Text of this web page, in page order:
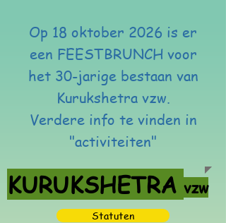
Op 18 oktober 2026 is er
een FEESTBRUNCH voor
het 30-jarige bestaan van
Kurukshetra vzw.
Verdere info te vinden in
"activiteiten"
KURUKSHETRA vzw
Statuten